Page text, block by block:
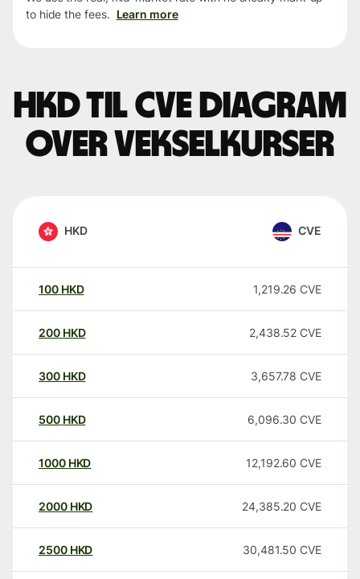
to hide the fees. Learn more
HKD til CVE Diagram
over vekselkurser
HKD CVE
100 HKD 1,219.26 CVE
200 HKD 2,438.52 CVE
300 HKD 3,657.78 CVE
500 HKD 6,096.30 CVE
1000 HKD 12,192.60 CVE
2000 HKD 24,385.20 CVE
2500 HKD 30,481.50 CVE